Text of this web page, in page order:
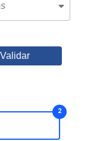
Validar
2